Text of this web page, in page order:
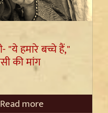
"ये हमारे बच्चे हैं,"
की मांग
Read more